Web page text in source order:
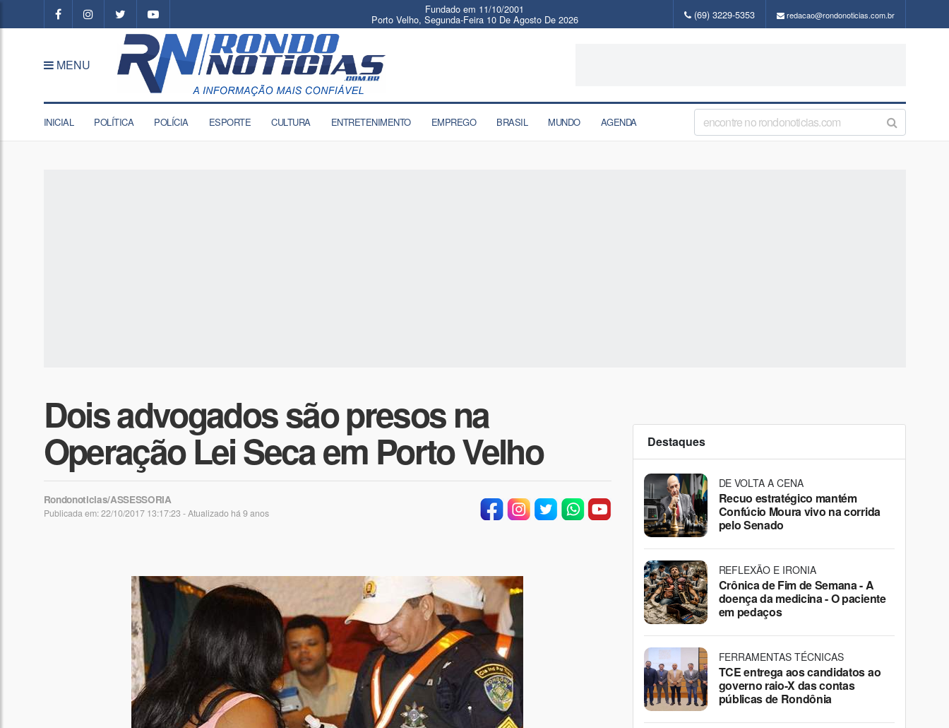
Fundado em 11/10/2001
Porto Velho, Segunda-Feira 10 De Agosto De 2026 (69) 3229-5353 redacao@rondonoticias.com.br
MENU
INICIAL POLÍTICA POLÍCIA ESPORTE CULTURA ENTRETENIMENTO EMPREGO BRASIL MUNDO AGENDA
Dois advogados são presos na
Operação Lei Seca em Porto Velho
Rondonoticias/ASSESSORIA
Publicada em: 22/10/2017 13:17:23 - Atualizado há 9 anos
Destaques
DE VOLTA A CENA
Recuo estratégico mantém
Confúcio Moura vivo na corrida
pelo Senado
REFLEXÃO E IRONIA
Crônica de Fim de Semana - A
doença da medicina - O paciente
em pedaços
FERRAMENTAS TÉCNICAS
TCE entrega aos candidatos ao
governo raio-X das contas
públicas de Rondônia